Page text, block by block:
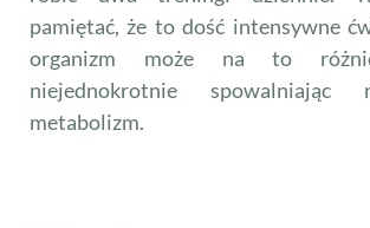
pamiętać, że to dość intensywne
organizm może na to
niejednokrotnie spowalniając
metabolizm.